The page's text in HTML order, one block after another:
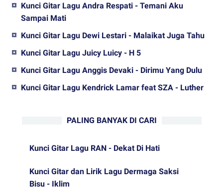
Kunci Gitar Lagu Andra Respati - Temani Aku
Sampai Mati
Kunci Gitar Lagu Dewi Lestari - Malaikat Juga Tahu
Kunci Gitar Lagu Juicy Luicy - H 5
Kunci Gitar Lagu Anggis Devaki - Dirimu Yang Dulu
Kunci Gitar Lagu Kendrick Lamar feat SZA - Luther
PALING BANYAK DI CARI
Kunci Gitar Lagu RAN - Dekat Di Hati
Kunci Gitar dan Lirik Lagu Dermaga Saksi
Bisu - Iklim